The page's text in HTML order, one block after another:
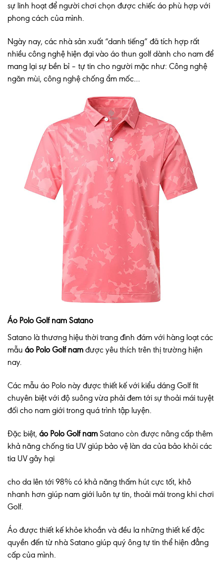
sự linh hoạt để người chơi chọn được chiếc áo phù hợp với
phong cách của mình.
Ngày nay, các nhà sản xuất “danh tiếng” đã tích hợp rất
nhiều công nghệ hiện đại vào áo thun golf dành cho nam để
mang lại sự bền bỉ – tự tin cho người mặc như: Công nghệ
ngăn mùi, công nghệ chống ẩm mốc…
Áo Polo Golf nam Satano
Satano là thương hiệu thời trang đình đám với hàng loạt các
mẫu áo Polo Golf nam được yêu thích trên thị trường hiện
nay.
Các mẫu áo Polo này được thiết kế với kiểu dáng Golf fit
chuyên biệt với độ suông vừa phải đem tới sự thoải mái tuyệt
đối cho nam giới trong quá trình tập luyện.
Đặc biệt, áo Polo Golf nam Satano còn được nâng cấp thêm
khả năng chống tia UV giúp bảo vệ làn da của bảo khỏi các
tia UV gây hại
cho da lên tới 98% có khả năng thấm hút cực tốt, khô
nhanh hơn giúp nam giới luôn tự tin, thoải mái trong khi chơi
Golf.
Áo được thiết kế khỏe khoắn và đều la những thiết kế độc
quyền đến từ nhà Satano giúp quý ông tự tin thể hiện đẳng
cấp của mình.